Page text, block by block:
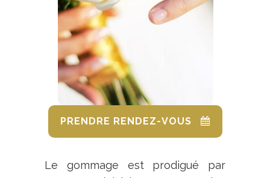
PRENDRE RENDEZ-VOUS
Le gommage est prodigué par